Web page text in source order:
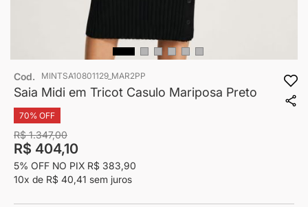
o
início
Cod. MINTSA10801129_MAR2PP
Saia Midi em Tricot Casulo Mariposa Preto
70% OFF
R$ 1.347,00
R$ 404,10
5% OFF NO PIX R$ 383,90
10x de R$ 40,41 sem juros